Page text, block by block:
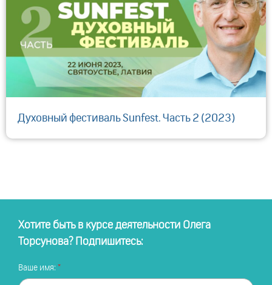
Духовный фестиваль Sunfest. Часть 2 (2023)
Хотите быть в курсе деятельности Олега
Торсунова? Подпишитесь:
Ваше имя: